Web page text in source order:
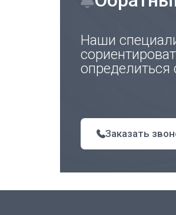
Наши
определиться
Заказать